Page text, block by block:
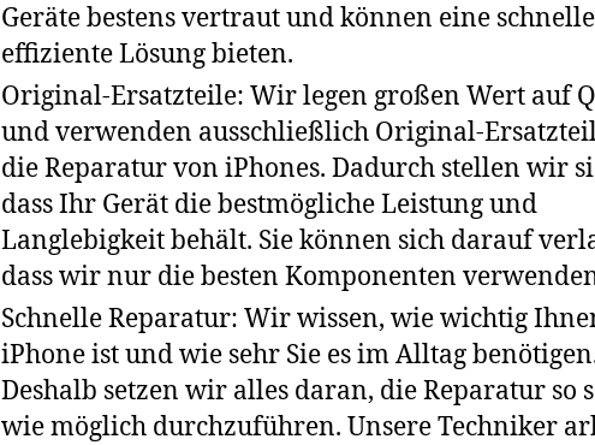
Geräte bestens vertraut und können eine
effiziente Lösung bieten.
Original-Ersatzteile: Wir legen großen Wert auf
und verwenden ausschließlich Original-
die Reparatur von iPhones. Dadurch stellen wir
dass Ihr Gerät die bestmögliche Leistung und
Langlebigkeit behält. Sie können sich darauf
dass wir nur die besten Komponenten
Schnelle Reparatur: Wir wissen, wie wichtig
iPhone ist und wie sehr Sie es im Alltag
Deshalb setzen wir alles daran, die Reparatur so
wie möglich durchzuführen. Unsere Techniker